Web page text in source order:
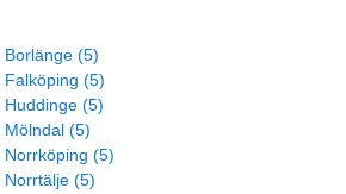
Borlänge (5)
Falköping (5)
Huddinge (5)
Mölndal (5)
Norrköping (5)
Norrtälje (5)